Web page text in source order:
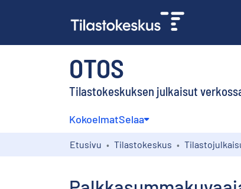
OTOS
Tilastokeskuksen julkaisut
KokoelmatSelaa
Etusivu Tilastokeskus